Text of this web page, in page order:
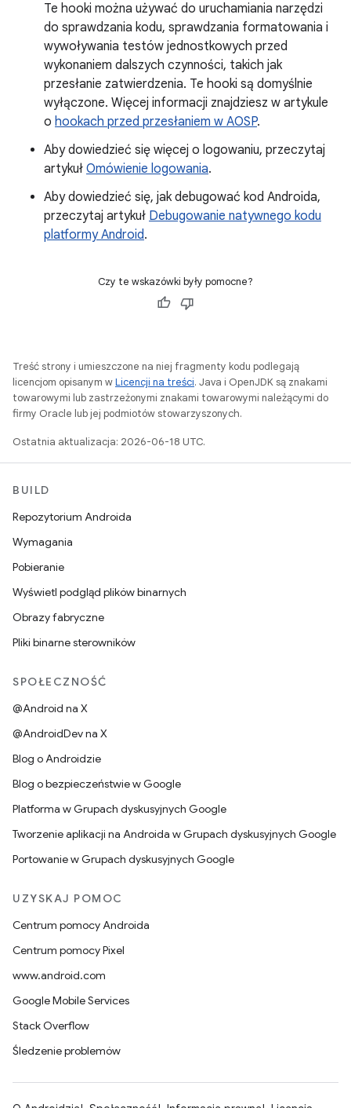
Te hooki można używać do uruchamiania narzędzi
do sprawdzania kodu, sprawdzania formatowania i
wywoływania testów jednostkowych przed
wykonaniem dalszych czynności, takich jak
przesłanie zatwierdzenia. Te hooki są domyślnie
wyłączone. Więcej informacji znajdziesz w artykule
o hookach przed przesłaniem w AOSP.
Aby dowiedzieć się więcej o logowaniu, przeczytaj
artykuł Omówienie logowania.
Aby dowiedzieć się, jak debugować kod Androida,
przeczytaj artykuł Debugowanie natywnego kodu
platformy Android.
Czy te wskazówki były pomocne?
Treść strony i umieszczone na niej fragmenty kodu podlegają
licencjom opisanym wLicencji na treści. Java i OpenJDK są znakami
towarowymi lub zastrzeżonymi znakami towarowymi należącymi do
firmy Oracle lub jej podmiotów stowarzyszonych.
Ostatnia aktualizacja: 2026-06-18 UTC.
BUILD
Repozytorium Androida
Wymagania
Pobieranie
Wyświetl podgląd plików binarnych
Obrazy fabryczne
Pliki binarne sterowników
SPOŁECZNOŚĆ
@Android na X
@AndroidDev na X
Blog o Androidzie
Blog o bezpieczeństwie w Google
Platforma w Grupach dyskusyjnych Google
Tworzenie aplikacji na Androida w Grupach dyskusyjnych Google
Portowanie w Grupach dyskusyjnych Google
UZYSKAJ POMOC
Centrum pomocy Androida
Centrum pomocy Pixel
www.android.com
Google Mobile Services
Stack Overflow
Śledzenie problemów